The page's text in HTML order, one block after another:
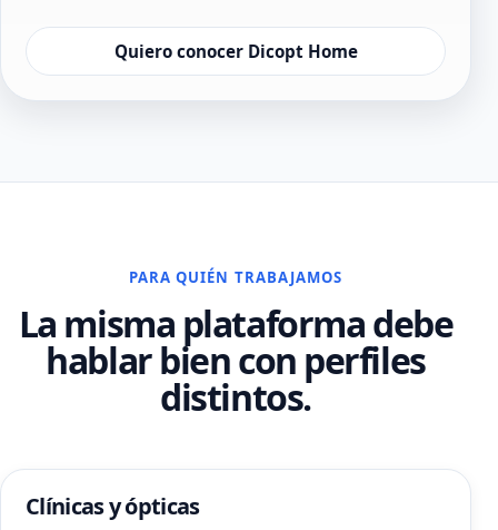
Quiero conocer Dicopt Home
PARA QUIÉN TRABAJAMOS
La misma plataforma debe
hablar bien con perfiles
distintos.
Clínicas y ópticas